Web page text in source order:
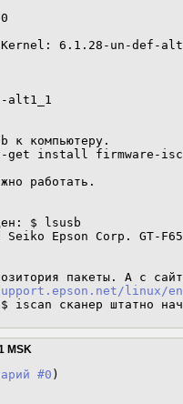
Kernel: 6.1.28-un-def-
к компьютеру.
get install firmware-
работать.
$ lsusb
Epson Corp. GT-
пакеты. А с
linux/en/
iscan сканер штатно
MSK
#0